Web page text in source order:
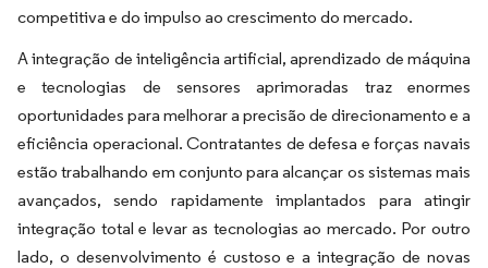
competitiva e do impulso ao crescimento do mercado.
A integração de inteligência artificial, aprendizado de máquina
e tecnologias de sensores aprimoradas traz enormes
oportunidades para melhorar a precisão de direcionamento e a
eficiência operacional. Contratantes de defesa e forças navais
estão trabalhando em conjunto para alcançar os sistemas mais
avançados, sendo rapidamente implantados para atingir
integração total e levar as tecnologias ao mercado. Por outro
lado, o desenvolvimento é custoso e a integração de novas